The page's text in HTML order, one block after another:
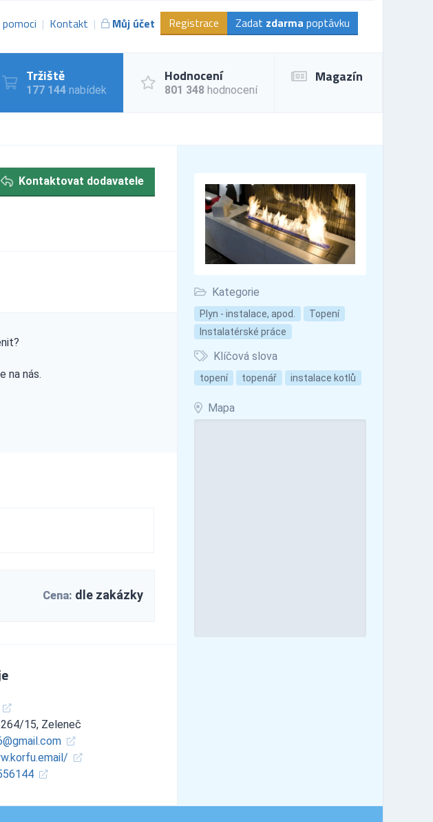
Kontakt Můj účet Registrace Zadat zdarma poptávku
Tržiště
177 144 nabídek
Hodnocení
801 348 hodnocení
Magazín
Kategorie
Plyn - instalace, apod.
Topení
Instalatérské práce
Klíčová slova
topení topenář instalace kotlů
Mapa
Kontaktovat dodavatele
na nás.
Cena: dle zakázky
15, Zeleneč